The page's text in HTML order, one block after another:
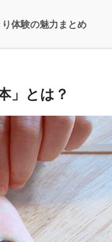
体験の魅力まとめ
」とは？